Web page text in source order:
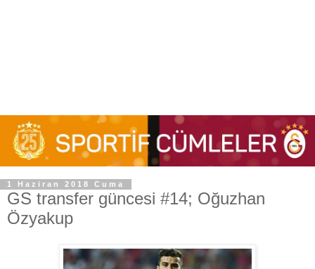
1 Haziran 2018 Cuma
GS transfer güncesi #14; Oğuzhan
Özyakup